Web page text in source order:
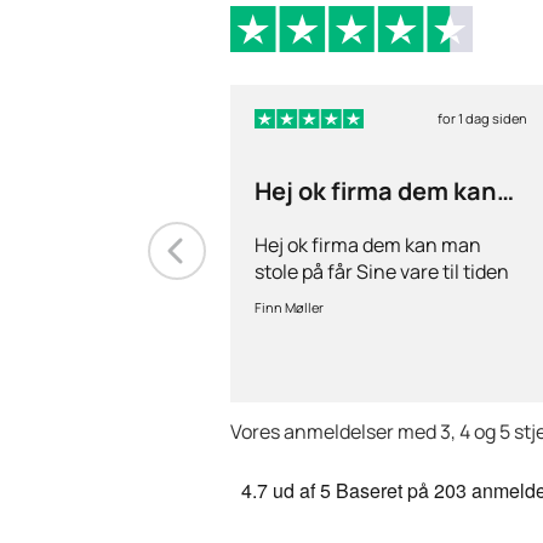
for 1 dag siden
Hej ok firma dem kan
Hej ok firma dem kan man
stole på får Sine vare til tiden
hurtig levering inden for 2
Finn Møller
Vores anmeldelser med 3, 4 og 5
4.7 ud af 5 Baseret på203